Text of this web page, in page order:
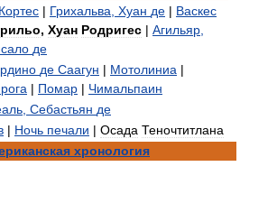
Кортес | Грихальва, Хуан де | Васкес
, Хуан Родригес | Агильяр,
де
де Саагун | Мотолиниа |
| Помар | Чимальпаин
, Себастьян де
| Ночь печали | Осада Теночтитлана
хронология